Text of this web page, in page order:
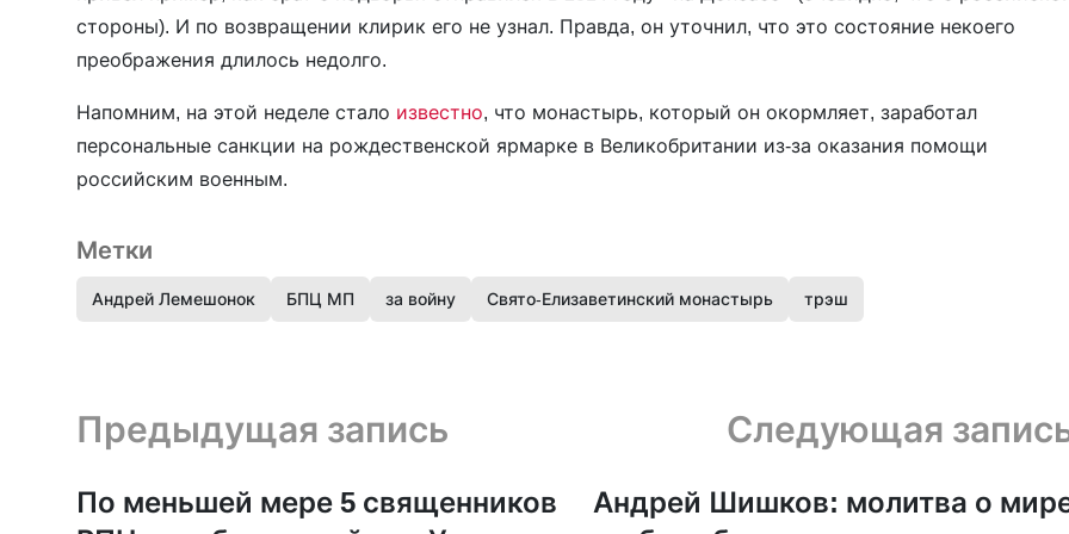
стороны). И по возвращении клирик его не узнал. Правда, он уточнил, что это состояние некоего
преображения длилось недолго.
Напомним, на этой неделе стало известно, что монастырь, который он окормляет, заработал
персональные санкции на рождественской ярмарке в Великобритании из-за оказания помощи
российским военным.
Метки
Андрей Лемешонок БПЦ МП за войну Свято-Елизаветинский монастырь трэш
Предыдущая запись и следующая запись
Предыдущая запись
По меньшей мере 5 священников
Следующая
Андрей Шишков: молитва о